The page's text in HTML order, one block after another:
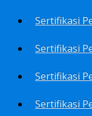
Sertifikasi
Sertifikasi